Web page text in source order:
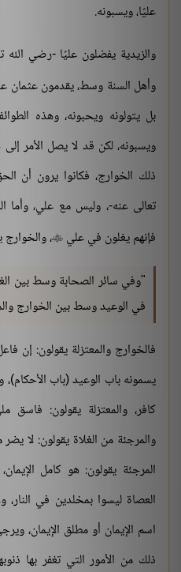
عليًا، ويسبونه.
والزيدية يفضلون عليًا -رضي الله
وأهل السنة وسط، يقدمون عثمان
بل يتولونه ويحبونه، وهذه
ويسبونه، لكن قد لا يصل الأمر
ذلك الخوارج، فكانوا يرون أن
تعالى عنه-، وليس مع علي، وأما
فإنهم يغلون في علي ،
"وفي سائر الصحابة وسط بين
في الوعيد وسط بين الخوارج
فالخوارج والمعتزلة يقولون: إن
يسمونه باب الوعيد (باب
كافر، والمعتزلة يقولون: فاسق
والمرجئة من الغلاة يقولون: لا
المرجئة يقولون: هو كامل
العصاة ليسوا بمخلدين في
اسم الإيمان أو مطلق الإيمان،
ذلك من الأمور التي تغفر بها